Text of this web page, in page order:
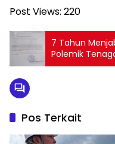
Post Views: 220
7 Tahun
Polemik
Keluar dari
Pos Terkait